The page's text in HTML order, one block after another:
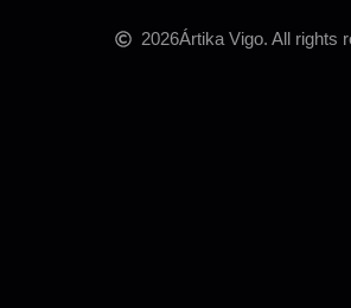
2026Ártika Vigo. All rights